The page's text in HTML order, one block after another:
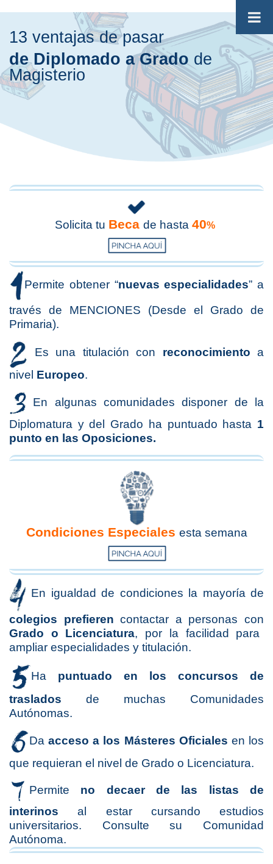
13 ventajas de pasar
deDiplomado a Grado de
Magisterio
Solicita tu Beca de hasta 40%
Permite obtener “nuevas especialidades” a
través de MENCIONES (Desde el Grado de
Primaria).
Es una titulación con reconocimiento a
nivel Europeo.
En algunas comunidades disponer de la
Diplomatura y del Grado ha puntuado hasta 1
punto en las Oposiciones.
Condiciones Especiales esta semana
En igualdad de condiciones la mayoría de
colegios prefierencontactar a personas con
Grado o Licenciatura, por la facilidad para
ampliar especialidades y titulación.
Ha puntuado en los concursos de
traslados de muchas Comunidades
Autónomas.
Daacceso a los Másteres Oficiales en los
que requieran el nivel de Grado o Licenciatura.
Permite no decaer de las listas de
interinos al estar cursando estudios
universitarios. Consulte su Comunidad
Autónoma.